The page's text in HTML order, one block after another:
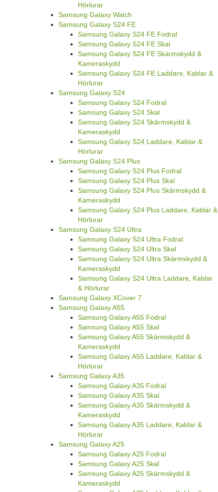
Hörlurar
Samsung Galaxy Watch
Samsung Galaxy S24 FE
Samsung Galaxy S24 FE Fodral
Samsung Galaxy S24 FE Skal
Samsung Galaxy S24 FE Skärmskydd &
Kameraskydd
Samsung Galaxy S24 FE Laddare, Kablar &
Hörlurar
Samsung Galaxy S24
Samsung Galaxy S24 Fodral
Samsung Galaxy S24 Skal
Samsung Galaxy S24 Skärmskydd &
Kameraskydd
Samsung Galaxy S24 Laddare, Kablar &
Hörlurar
Samsung Galaxy S24 Plus
Samsung Galaxy S24 Plus Fodral
Samsung Galaxy S24 Plus Skal
Samsung Galaxy S24 Plus Skärmskydd &
Kameraskydd
Samsung Galaxy S24 Plus Laddare, Kablar &
Hörlurar
Samsung Galaxy S24 Ultra
Samsung Galaxy S24 Ultra Fodral
Samsung Galaxy S24 Ultra Skal
Samsung Galaxy S24 Ultra Skärmskydd &
Kameraskydd
Samsung Galaxy S24 Ultra Laddare, Kablar
& Hörlurar
Samsung Galaxy XCover 7
Samsung Galaxy A55
Samsung Galaxy A55 Fodral
Samsung Galaxy A55 Skal
Samsung Galaxy A55 Skärmskydd &
Kameraskydd
Samsung Galaxy A55 Laddare, Kablar &
Hörlurar
Samsung Galaxy A35
Samsung Galaxy A35 Fodral
Samsung Galaxy A35 Skal
Samsung Galaxy A35 Skärmskydd &
Kameraskydd
Samsung Galaxy A35 Laddare, Kablar &
Hörlurar
Samsung Galaxy A25
Samsung Galaxy A25 Fodral
Samsung Galaxy A25 Skal
Samsung Galaxy A25 Skärmskydd &
Kameraskydd